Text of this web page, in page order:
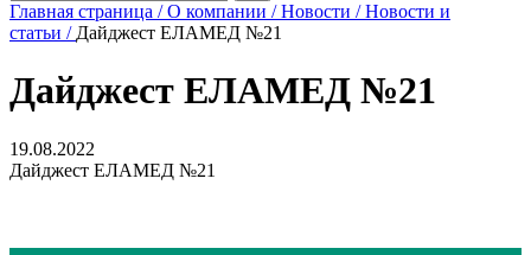
Главная страница /О компании /Новости /Новости и
статьи / Дайджест ЕЛАМЕД №21
Дайджест ЕЛАМЕД №21
19.08.2022
Дайджест ЕЛАМЕД №21